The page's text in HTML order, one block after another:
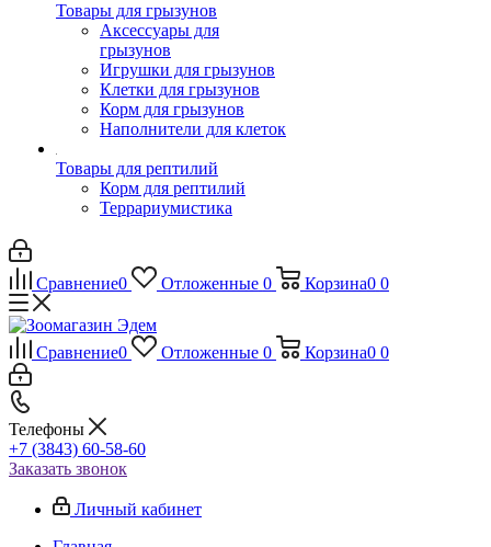
Товары для грызунов
Аксессуары для
грызунов
Игрушки для грызунов
Клетки для грызунов
Корм для грызунов
Наполнители для клеток
Товары для рептилий
Корм для рептилий
Террариумистика
Сравнение0 Отложенные 0 Корзина0 0
Сравнение0 Отложенные 0 Корзина0 0
Телефоны
+7 (3843) 60-58-60
Заказать звонок
Личный кабинет